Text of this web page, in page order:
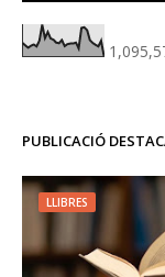
PUBLICACIÓ
LLIBRES